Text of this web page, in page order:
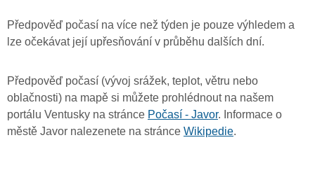
Předpověď počasí na více než týden je pouze výhledem a
lze očekávat její upřesňování v průběhu dalších dní.
Předpověď počasí (vývoj srážek, teplot, větru nebo
oblačnosti) na mapě si můžete prohlédnout na našem
portálu Ventusky na stránce Počasí - Javor. Informace o
městě Javor nalezenete na stránce Wikipedie.